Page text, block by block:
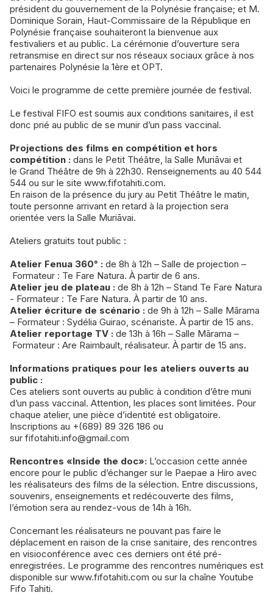
président du gouvernement de la Polynésie française; et M.
Dominique Sorain, Haut-Commissaire de la République en
Polynésie française souhaiteront la bienvenue aux
festivaliers et au public. La cérémonie d’ouverture sera
retransmise en direct sur nos réseaux sociaux grâce à nos
partenaires Polynésie la 1ère et OPT.
Voici le programme de cette première journée de festival.
Le festival FIFO est soumis aux conditions sanitaires, il est
donc prié au public de se munir d’un pass vaccinal.
Projections des films en compétition et hors
compétition : dans le Petit Théâtre, la Salle Muriāvai et
le Grand Théâtre de 9h à 22h30. Renseignements au 40 544
544 ou sur le site www.fifotahiti.com.
En raison de la présence du jury au Petit Théâtre le matin,
toute personne arrivant en retard à la projection sera
orientée vers la Salle Muriāvai.
Ateliers gratuits tout public :
Atelier Fenua 360° : de 8h à 12h – Salle de projection –
Formateur : Te Fare Natura. À partir de 6 ans.
Atelier jeu de plateau : de 8h à 12h – Stand Te Fare Natura
- Formateur : Te Fare Natura. À partir de 10 ans.
Atelier écriture de scénario : de 9h à 12h – Salle Mārama
– Formateur : Sydélia Guirao, scénariste. À partir de 15 ans.
Atelier reportage TV : de 13h à 16h – Salle Mārama –
Formateur : Are Raimbault, réalisateur. À partir de 15 ans.
Informations pratiques pour les ateliers ouverts au
public :
Ces ateliers sont ouverts au public à condition d’être muni
d’un pass vaccinal. Attention, les places sont limitées. Pour
chaque atelier, une pièce d’identité est obligatoire.
Inscriptions au +(689) 89 326 186 ou
sur fifotahiti.info@gmail.com
Rencontres «Inside the doc»: L’occasion cette année
encore pour le public d’échanger sur le Paepae a Hiro avec
les réalisateurs des films de la sélection. Entre discussions,
souvenirs, enseignements et redécouverte des films,
l’émotion sera au rendez-vous de 14h à 16h.
Concernant les réalisateurs ne pouvant pas faire le
déplacement en raison de la crise sanitaire, des rencontres
en visioconférence avec ces derniers ont été pré-
enregistrées. Le programme des rencontres numériques est
disponible sur www.fifotahiti.com ou sur la chaîne Youtube
Fifo Tahiti.